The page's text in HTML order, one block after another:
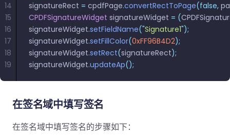
Node.js
指南
Ruby 指
南
signatureRect = cpdfPage.convertRectToPage(false,
CPDFSignatureWidget signatureWidget = (
signatureWidget.setFieldName("Signature1");
signatureWidget.setFillColor(0xFF96B4D2);
signatureWidget.setRect(signatureRect);
signatureWidget.updateAp();
14
15
16
17
18
19
在签名域中填写签名
在签名域中填写签名的步骤如下：